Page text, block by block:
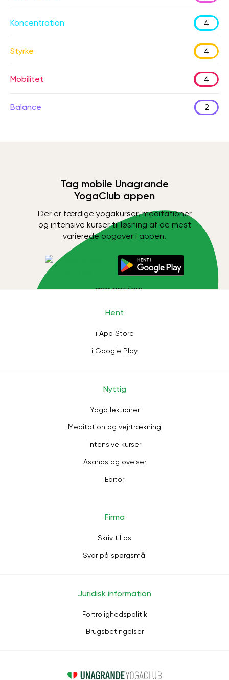
Koncentration 4
Styrke 4
Mobilitet 4
Balance 2
Tag mobile Unagrande
YogaClub appen
Der er færdige yogakurser, meditationer
og intensive kurser til løsning af de mest
varierede opgaver i appen.
Hent
i App Store
i Google Play
Nyttig
Yoga lektioner
Meditation og vejrtrækning
Intensive kurser
Asanas og øvelser
Editor
Firma
Skriv til os
Svar på spørgsmål
Juridisk information
Fortrolighedspolitik
Brugsbetingelser